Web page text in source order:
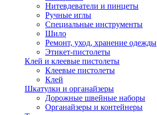
Нитевдеватели и пинцеты
Ручные иглы
Специальные инструменты
Шило
Ремонт, уход, хранение одежды
Этикет-пистолеты
Клей и клеевые пистолеты
Клеевые пистолеты
Клей
Шкатулки и органайзеры
Дорожные швейные наборы
Органайзеры и контейнеры